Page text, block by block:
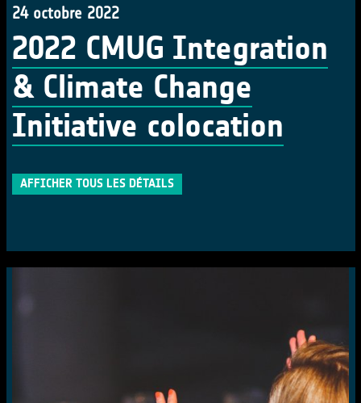
24 octobre 2022
2022 CMUG Integration
& Climate Change
Initiative colocation
AFFICHER TOUS LES DÉTAILS